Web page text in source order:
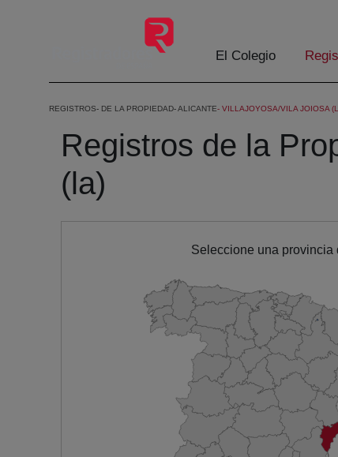
Saltar al contenido principal
El Colegio
REGISTROS DE LA PROPIEDAD ALICANTE VILLAJOYOSA/VILA JOIOSA
Registros de la
(la)
Seleccione una provincia